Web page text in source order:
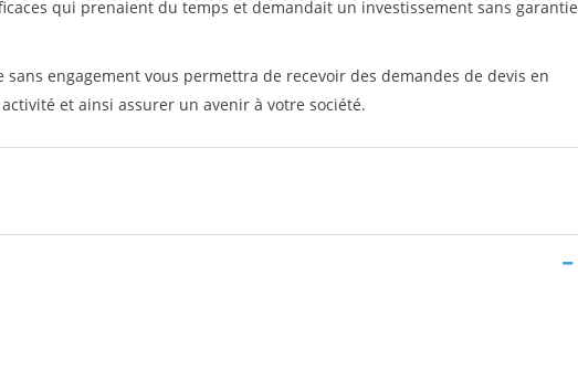
qui prenaient du temps et demandait un investissement sans garantie
engagement vous permettra de recevoir des demandes de devis en
et ainsi assurer un avenir à votre société.